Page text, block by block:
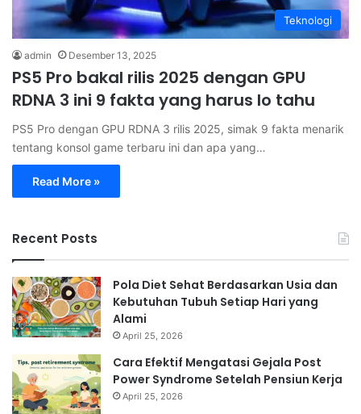
Teknologi
admin Desember 13, 2025
PS5 Pro bakal rilis 2025 dengan GPU
RDNA 3 ini 9 fakta yang harus lo tahu
PS5 Pro dengan GPU RDNA 3 rilis 2025, simak 9 fakta menarik
tentang konsol game terbaru ini dan apa yang…
Read More »
Recent Posts
Pola Diet Sehat Berdasarkan Usia dan
Kebutuhan Tubuh Setiap Hari yang
Alami
April 25, 2026
Cara Efektif Mengatasi Gejala Post
Power Syndrome Setelah Pensiun Kerja
April 25, 2026